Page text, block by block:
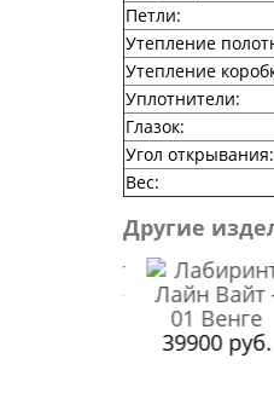
Петли:
Утепление
Утепление
Уплотнители:
Глазок:
Угол открывания:
Вес:
Другие
39900 руб.